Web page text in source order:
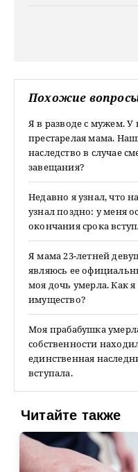
Похожие
Я в разводе с мужем. У
престарелая мама.
наследство в случае
завещания?
Недавно я узнал, что
узнал поздно: у меня
окончания срока
Я мама 23-летней
являюсь ее
моя дочь умерла. Как я
имущество?
Моя прабабушка
собственности
единственная
вступала.
Читайте также